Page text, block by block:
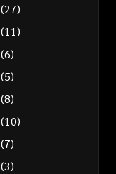
(27)
(11)
(6)
(5)
(8)
(10)
(7)
(3)